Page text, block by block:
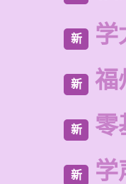
新 学
新 福
新 零
新 学